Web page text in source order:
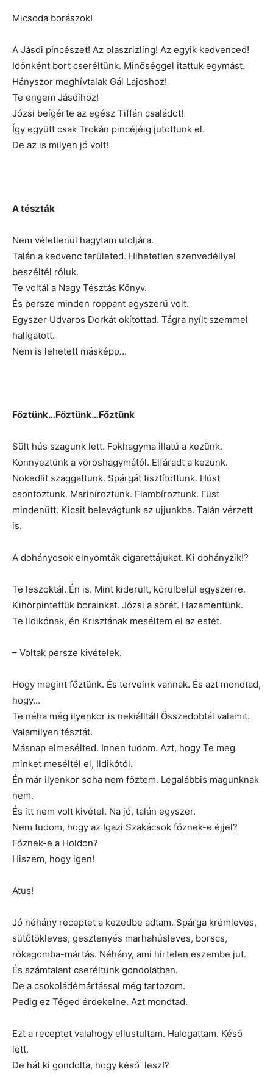
Micsoda borászok!
A Jásdi pincészet! Az olaszrizling! Az egyik kedvenced!
Időnként bort cseréltünk. Minőséggel itattuk egymást.
Hányszor meghívtalak Gál Lajoshoz!
Te engem Jásdihoz!
Józsi beígérte az egész Tiffán családot!
Így együtt csak Trokán pincéjéig jutottunk el.
De az is milyen jó volt!
A tészták
Nem véletlenül hagytam utoljára.
Talán a kedvenc területed. Hihetetlen szenvedéllyel
beszéltél róluk.
Te voltál a Nagy Tésztás Könyv.
És persze minden roppant egyszerű volt.
Egyszer Udvaros Dorkát okítottad. Tágra nyílt szemmel
hallgatott.
Nem is lehetett másképp…
Főztünk…Főztünk…Főztünk
Sült hús szagunk lett. Fokhagyma illatú a kezünk.
Könnyeztünk a vöröshagymától. Elfáradt a kezünk.
Nokedlit szaggattunk. Spárgát tisztítottunk. Húst
csontoztunk. Mariníroztunk. Flambíroztunk. Füst
mindenütt. Kicsit belevágtunk az ujjunkba. Talán vérzett
is.
A dohányosok elnyomták cigarettájukat. Ki dohányzik!?
Te leszoktál. Én is. Mint kiderült, körülbelül egyszerre.
Kihörpintettük borainkat. Józsi a sörét. Hazamentünk.
Te Ildikónak, én Krisztának meséltem el az estét.
– Voltak persze kivételek.
Hogy megint főztünk. És terveink vannak. És azt mondtad,
hogy…
Te néha még ilyenkor is nekiálltál! Összedobtál valamit.
Valamilyen tésztát.
Másnap elmesélted. Innen tudom. Azt, hogy Te meg
minket meséltél el, Ildikótól.
Én már ilyenkor soha nem főztem. Legalábbis magunknak
nem.
És itt nem volt kivétel. Na jó, talán egyszer.
Nem tudom, hogy az Igazi Szakácsok főznek-e éjjel?
Főznek-e a Holdon?
Hiszem, hogy igen!
Atus!
Jó néhány receptet a kezedbe adtam. Spárga krémleves,
sütőtökleves, gesztenyés marhahúsleves, borscs,
rókagomba-mártás. Néhány, ami hirtelen eszembe jut.
És számtalant cseréltünk gondolatban.
De a csokoládémártással még tartozom.
Pedig ez Téged érdekelne. Azt mondtad.
Ezt a receptet valahogy ellustultam. Halogattam. Késő
lett.
De hát ki gondolta, hogy késő lesz!?